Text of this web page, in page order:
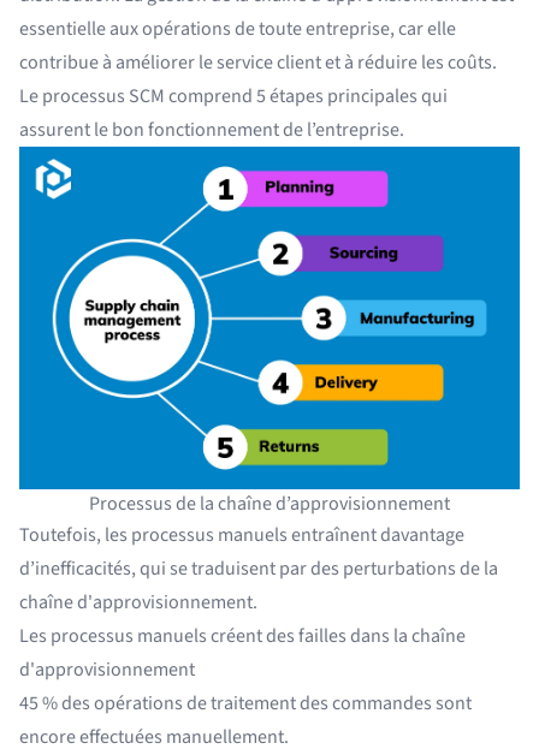
essentielle aux opérations de toute entreprise, car elle
contribue à améliorer le service client et à réduire les coûts.
Le processus SCM comprend 5 étapes principales qui
assurent le bon fonctionnement de l’entreprise.
Processus de la chaîne d’approvisionnement
Toutefois, les processus manuels entraînent davantage
d’inefficacités, qui se traduisent par des perturbations de la
chaîne d'approvisionnement.
Les processus manuels créent des failles dans la chaîne
d'approvisionnement
45 % des opérations de traitement des commandes sont
encore effectuées manuellement.